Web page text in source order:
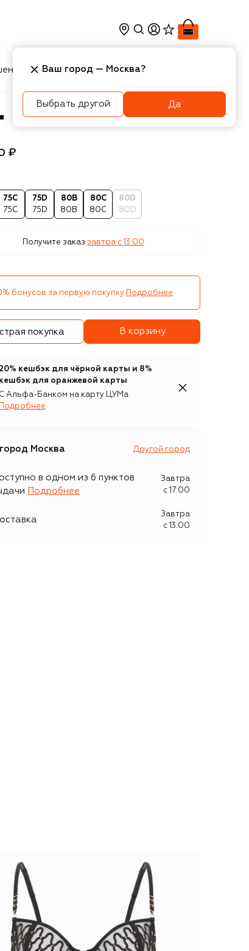
Косметика Интерьер
₽
75C
75C
75D
75D
80B
80B
80C
80C
80D
80D
Получите заказ завтра c 13:00
бонусов за первую покупку Подробнее
покупка В корзину
20% кешбэк для чёрной карты и 8%
кешбэк для оранжевой карты
С Альфа-Банком на карту ЦУМа
Подробнее
Москва Другой город
в одном из 6 пунктов
Подробнее
Завтра
c 17:00
Завтра
c 13:00
Ваш город — Москва?
Выбрать другой Да